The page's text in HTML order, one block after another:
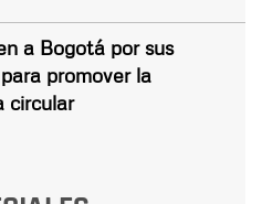
a Bogotá por sus
promover la
circular